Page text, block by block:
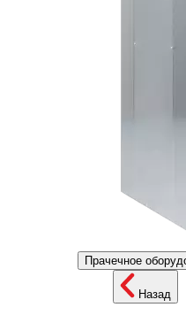
Прачечное
Назад